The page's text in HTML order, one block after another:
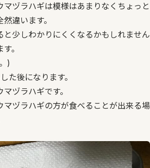
マヅラハギは模様はあまりなくちょっと
違います。
と少しわかりにくくなるかもしれません
。
)
た後になります。
ヅラハギです。
マヅラハギの方が食べることが出来る場